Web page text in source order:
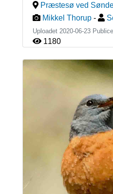
Præstesø ved
Mikkel Thorup -
Uploadet 2020-06-23
1180